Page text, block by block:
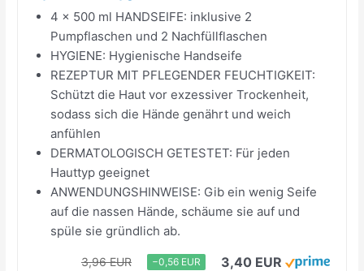
4 x 500 ml HANDSEIFE: inklusive 2
Pumpflaschen und 2 Nachfüllflaschen
HYGIENE: Hygienische Handseife
REZEPTUR MIT PFLEGENDER FEUCHTIGKEIT:
Schützt die Haut vor exzessiver Trockenheit,
sodass sich die Hände genährt und weich
anfühlen
DERMATOLOGISCH GETESTET: Für jeden
Hauttyp geeignet
ANWENDUNGSHINWEISE: Gib ein wenig Seife
auf die nassen Hände, schäume sie auf und
spüle sie gründlich ab.
3,96 EUR −0,56 EUR 3,40 EUR